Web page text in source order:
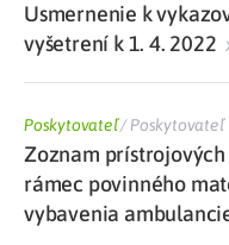
Usmernenie k
vyšetrení k 1. 4. 2022
Poskytovateľ/Poskytovateľ
Zoznam
rámec povinného
vybavenia